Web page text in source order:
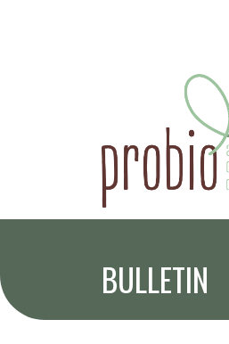
BULLETIN